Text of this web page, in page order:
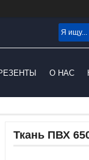
О НАС
Ткань ПВХ